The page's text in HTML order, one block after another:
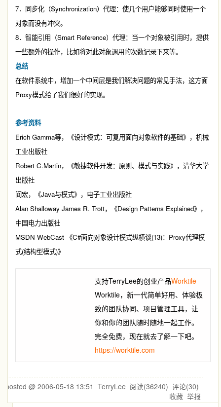
7．同步化（Synchronization）代理：使几个用户能够同时使用一个
对象而没有冲突。
8．智能引用（Smart Reference）代理：当一个对象被引用时，提供
一些额外的操作，比如将对此对象调用的次数记录下来等。
总结
在软件系统中，增加一个中间层是我们解决问题的常见手法，这方面
Proxy模式给了我们很好的实现。
参考资料
Erich Gamma等，《设计模式：可复用面向对象软件的基础》，机械
工业出版社
Robert C.Martin，《敏捷软件开发：原则、模式与实践》，清华大学
出版社
阎宏，《Java与模式》，电子工业出版社
Alan Shalloway James R. Trott，《Design Patterns Explained》，
中国电力出版社
MSDN WebCast 《C#面向对象设计模式纵横谈(13)： Proxy代理模
式(结构型模式)》
支持TerryLee的创业产品Worktile
Worktile，新一代简单好用、体验极
致的团队协同、项目管理工具，让
你和你的团队随时随地一起工作。
完全免费，现在就去了解一下吧。
https://worktile.com
posted @ 2006-05-18 13:51 TerryLee 阅读(36240) 评论(30)
收藏 举报